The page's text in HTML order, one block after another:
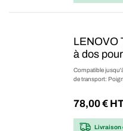
LENOVO
à dos
Compatible
de transport:
78,00€
Livraison